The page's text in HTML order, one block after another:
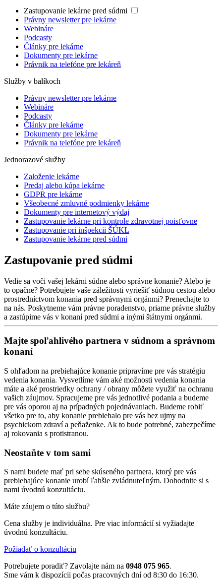
Zastupovanie lekárne pred súdmi
Právny newsletter pre lekárne
Webináre
Podcasty
Články pre lekárne
Dokumenty pre lekárne
Právnik na telefóne pre lekáreň
Služby v balíkoch
Právny newsletter pre lekárne
Webináre
Podcasty
Články pre lekárne
Dokumenty pre lekárne
Právnik na telefóne pre lekáreň
Jednorazové služby
Založenie lekárne
Predaj alebo kúpa lekárne
GDPR pre lekárne
Všeobecné zmluvné podmienky lekárne
Dokumenty pre internetový výdaj
Zastupovanie lekárne pri kontrole zdravotnej poisťovne
Zastupovanie pri inšpekcii ŠÚKL
Zastupovanie lekárne pred súdmi
Zastupovanie pred súdmi
Vedie sa voči vašej lekárni súdne alebo správne konanie? Alebo je
to opačne? Potrebujete vaše záležitosti vyriešiť súdnou cestou alebo
prostredníctvom konania pred správnymi orgánmi? Prenechajte to
na nás. Poskytneme vám právne poradenstvo, priame právne služby
a zastúpime vás v konaní pred súdmi a inými štátnymi orgánmi.
Majte spoľahlivého partnera v súdnom a správnom
konaní
S ohľadom na prebiehajúce konanie pripravíme pre vás stratégiu
vedenia konania. Vysvetlíme vám aké možnosti vedenia konania
máte a aké prostriedky ochrany / obrany môžete využiť na ochranu
vašich záujmov. Spracujeme pre vás jednotlivé podania a budeme
pre vás oporou aj na prípadných pojednávaniach. Budeme robiť
všetko pre to, aby konanie prebiehalo pre vás bez ujmy na
psychickom zdraví a peňaženke. Ak to bude potrebné, zabezpečíme
aj rokovania s protistranou.
Neostaňte v tom sami
S nami budete mať pri sebe skúseného partnera, ktorý pre vás
prebiehajúce konanie urobí ľahšie zvládnuteľným. Dohodnite si s
nami úvodnú konzultáciu.
Máte záujem o túto službu?
Cena služby je individuálna. Pre viac informácií si vyžiadajte
úvodnú konzultáciu.
Požiadať o konzultáciu
Potrebujete poradiť? Zavolajte nám na 0948 075 965.
Sme vám k dispozícii počas pracovných dní od 8:30 do 16:30.